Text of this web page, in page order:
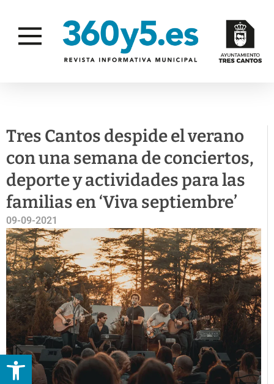
Abrir barra de herramientas
Tres Cantos despide el verano
con una semana de conciertos,
deporte y actividades para las
familias en ‘Viva septiembre’
09-09-2021